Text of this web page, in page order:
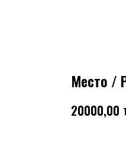
Место /
20000,00